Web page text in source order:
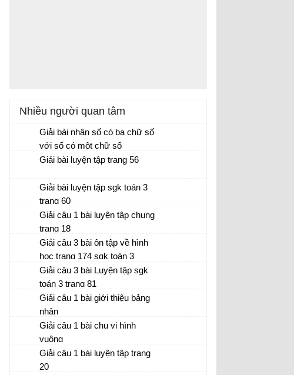
Nhiều người quan tâm
Giải bài nhân số có ba chữ số
với số có một chữ số
Giải bài luyện tập trang 56
Giải bài luyện tập sgk toán 3
trang 60
Giải câu 1 bài luyện tập chung
trang 18
Giải câu 3 bài ôn tập về hình
học trang 174 sgk toán 3
Giải câu 3 bài Luyện tập sgk
toán 3 trang 81
Giải câu 1 bài giới thiệu bảng
nhân
Giải câu 1 bài chu vi hình
vuông
Giải câu 1 bài luyện tập trang
20